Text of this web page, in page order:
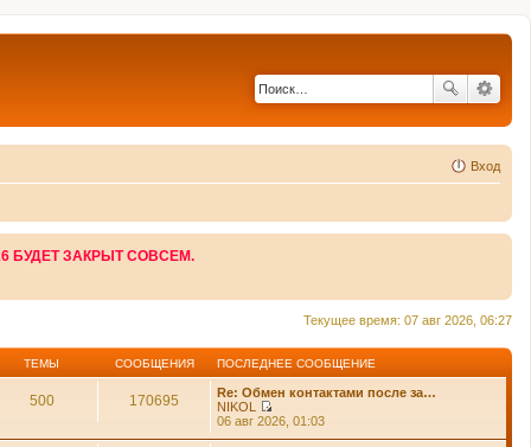
Вход
БУДЕТ ЗАКРЫТ СОВСЕМ.
Текущее время: 07 авг 2026, 06:27
ТЕМЫ СООБЩЕНИЯ ПОСЛЕДНЕЕ СООБЩЕНИЕ
500 170695
Re: Обмен контактами после за…
NIKOL
П
06 авг 2026, 01:03